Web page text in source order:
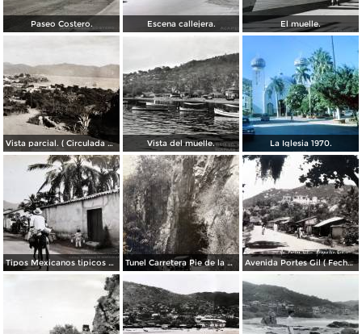
Paseo Costero. Escena callejera. El muelle.
Vista parcial. ( Circulada el 23 de Mayo de 1935 ). Vista del muelle. La Iglesia 1970.
Tipos Mexicanos tipicos aguadores.. Tunel Carretera Pie de la Cuesta Acapulco . Avenida Portes Gil ( Fechada el en 1931 ).